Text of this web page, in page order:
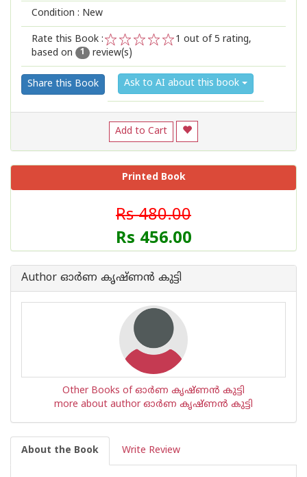
Condition : New
Rate this Book :
2
1
1 out of 5 rating,
based on
1 review(s)
Share this Book Ask to AI about this book
Add to Cart
Printed Book
Rs 480.00
Rs 456.00
Author ഓര്‍ണ കൃഷ്ണന്‍ കുട്ടി
Other Books of ഓര്‍ണ കൃഷ്ണന്‍ കുട്ടി
more about author ഓര്‍ണ കൃഷ്ണന്‍ കുട്ടി
About the Book Write Review